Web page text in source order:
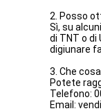
2. Posso
Sì, su
di TNT o
digiunare
3. Che
Potete
Telefono:
Email: